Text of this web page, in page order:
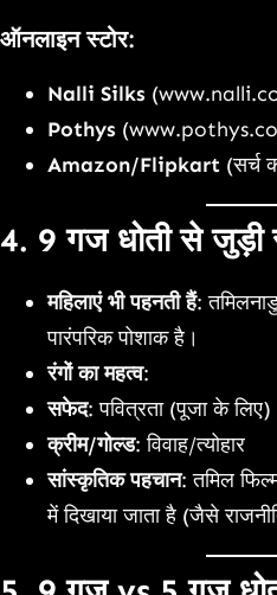
ऑनलाइन स्टोर:
Nalli Silks
Pothys
Amazon/Flipkart (सर्च
4. 9 गज धोती से जुड़ी
महिलाएं भी पहनती हैं:
पारंपरिक पोशाक है।
रंगों का महत्व:
सफेद: पवित्रता (पूजा के लिए)
क्रीम/गोल्ड: विवाह/त्योहार
सांस्कृतिक पहचान: तमिल
में दिखाया जाता है (जैसे